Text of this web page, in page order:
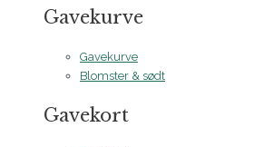
Gavekurve
Gavekurve
Blomster & sødt
Gavekort